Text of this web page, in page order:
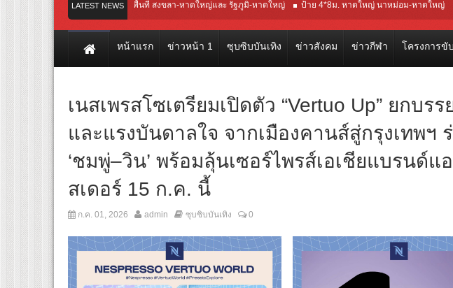
LATEST NEWS
มิ-หาดใหญ่ ป้าย 8×4 พื้นที่ สงขลา-หาดใหญ่และ รัฐภูมิ-หาดใหญ่ ป้าย 4*8ม. หาดใหญ่ นาหม่อม-หาดใหญ่ ป้าย
หน้าแรก ข่าวหน้า 1 ซุบซิบบันเทิง ข่าวสังคม ข่าวกีฬา โครงการขั
เนสเพรสโซเตรียมเปิดตัว “Vertuo Up” ยกบร
และแรงบันดาลใจ จากเมืองคานส์สู่กรุงเทพฯ
‘ชมพู่–วิน’ พร้อมลุ้นเซอร์ไพรส์เอเชียแบรนด์แ
สเดอร์ 15 ก.ค. นี้
ก.ค. 01, 2026 admin ซุบซิบบันเทิง 0